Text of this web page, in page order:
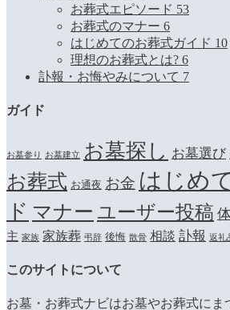
お葬式エピソード 53
お葬式のマナー 6
はじめてのお葬式ガイド 10
理想のお葬式とは? 6
訃報・お悔やみについて 7
ガイド
お墓参り お墓建立 お墓探し お墓選び
お葬式 お通夜 お金 はじめ
ド マナー ユーザー投稿
主 家族 家族葬 弔辞 後悔 散骨 相談 訃報 返礼
このサイトについて
お墓・お葬式ナビはお墓やお葬式に